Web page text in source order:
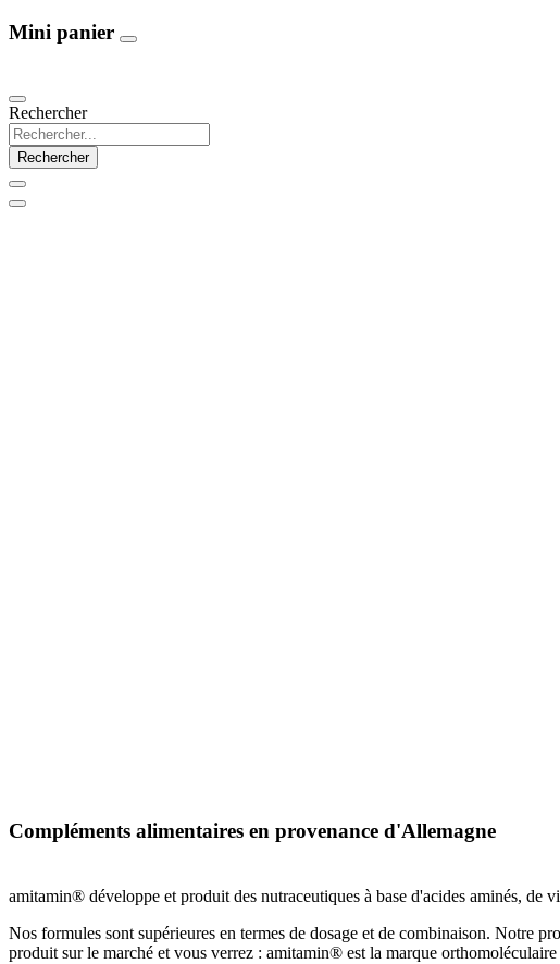
Mini panier
Rechercher
Rechercher
Compléments alimentaires en provenance d'Allemagne
amitamin® développe et produit des nutraceutiques à base d'acides aminés, de
Nos formules sont supérieures en termes de dosage et de combinaison. Notre
produit sur le marché et vous verrez : amitamin® est la marque orthomoléculaire